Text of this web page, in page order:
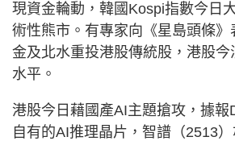
現資金輪動，韓國Kospi指數今日
術性熊市。有專家向《星島頭條》
金及北水重投港股傳統股，港股
水平。
港股今日藉國產AI主題搶攻，據報
自有的AI推理晶片，智譜（2513